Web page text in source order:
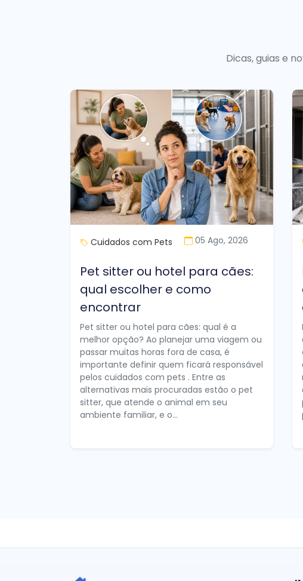
Dicas, guias e
Cuidados com Pets 05 Ago, 2026
Pet sitter ou hotel para cães:
qual escolher e como
encontrar
Pet sitter ou hotel para cães: qual é a
melhor opção? Ao planejar uma viagem ou
passar muitas horas fora de casa, é
importante definir quem ficará responsável
pelos cuidados com pets . Entre as
alternativas mais procuradas estão o pet
sitter, que atende o animal em seu
ambiente familiar, e o...